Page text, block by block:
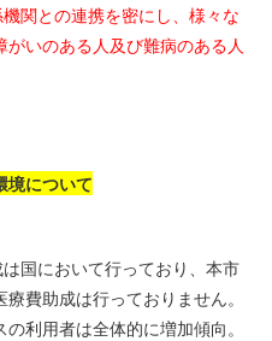
関との連携を密にし、様々な
いのある人及び難病のある人
境について
国において行っており、本市
費助成は行っておりません。
利用者は全体的に増加傾向。